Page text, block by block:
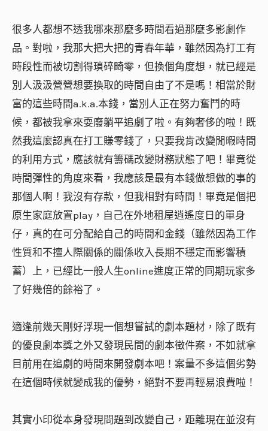
很多人都想不透我哪來那麼多時間看過那麼多影劇作
品。對啦，我那大把大把的青春年華，雖然因為打工有
時段性而被切割得瑣碎畸零，但換個角度想，就已經是
別人汲汲營營想要換取的時間自由了不是嗎！相當於財
富的這些時間a.k.a.本錢，當別人正在努力奮鬥的時
候，都被我拿來耍廢躺平追劇了啦。有夠奢侈的啦！既
然我這麼認真在打工賺零錢了，只要我肯改變閒暇時間
的利用方式，應該就有籌碼改變財務狀態了吧！畢竟從
時間彈性的角度來看，我應該是最有本錢做想做的事的
那個人啊！我沒有存款，但我相對有時間！畢竟是個把
原生家庭放置play，自己在外地租屋逍遙度日的單身
仔，真的在可分配給自己的時間和金錢（雖然因為工作
性質和不擅人際關係的關係收入長期不穩定而影響積
蓄）上，已經比一般人生online進度正常的同期玩家多
了好幾倍的餘裕了。
適逢前幾天剛好浮現一個想嘗試的劇本題材，除了既有
的優良劇本獎之外又發現民間的劇本徵件案，不如就拿
目前用在追劇的時間來開發劇本吧！案量不多這個劣勢
在這個時候就變成我的優勢，絕對不要再輕易浪費啦！
其實小印從本身發現問題到改變自己，距離現在並沒有